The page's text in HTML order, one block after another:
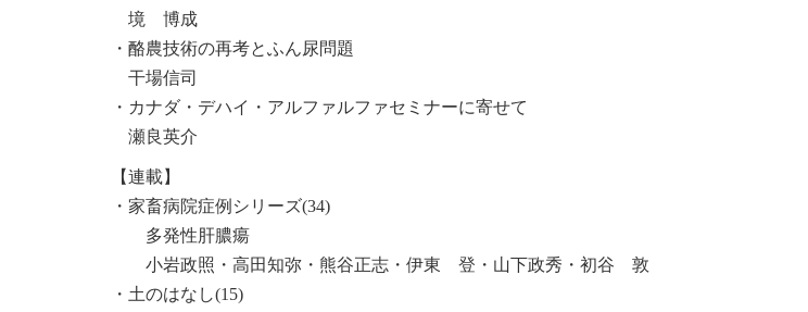
境 博成
・酪農技術の再考とふん尿問題
干場信司
・カナダ・デハイ・アルファルファセミナーに寄せて
瀬良英介
【連載】
・家畜病院症例シリーズ(34)
多発性肝膿瘍
小岩政照・高田知弥・熊谷正志・伊東 登・山下政秀・初谷 敦
・土のはなし(15)